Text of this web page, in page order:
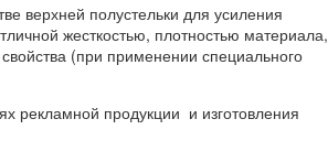
верхней полустельки для усиления
жесткостью, плотностью материала,
(при применении специального
рекламной продукции и изготовления